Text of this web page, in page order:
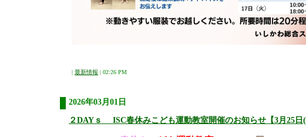
| 最新情報 | 02:26 PM
2026年03月01日
２DAYｓ ISC春休みこども運動教室開催のお知らせ【3月25日